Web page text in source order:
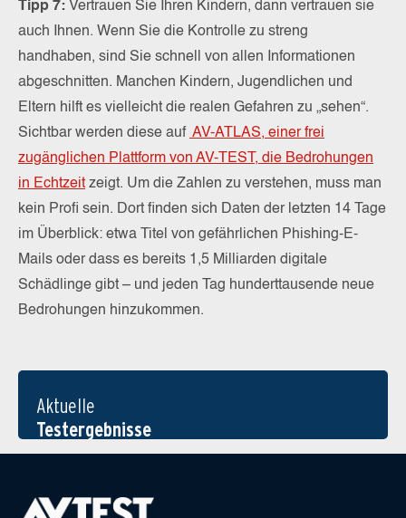
Tipp 7: Vertrauen Sie Ihren Kindern, dann vertrauen sie
auch Ihnen. Wenn Sie die Kontrolle zu streng
handhaben, sind Sie schnell von allen Informationen
abgeschnitten. Manchen Kindern, Jugendlichen und
Eltern hilft es vielleicht die realen Gefahren zu „sehen“.
Sichtbar werden diese auf AV-ATLAS, einer frei
zugänglichen Plattform von AV-TEST, die Bedrohungen
in Echtzeit zeigt. Um die Zahlen zu verstehen, muss man
kein Profi sein. Dort finden sich Daten der letzten 14 Tage
im Überblick: etwa Titel von gefährlichen Phishing-E-
Mails oder dass es bereits 1,5 Milliarden digitale
Schädlinge gibt – und jeden Tag hunderttausende neue
Bedrohungen hinzukommen.
Aktuelle
Testergebnisse